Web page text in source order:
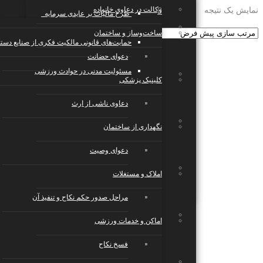
صنایع، تولید، حمل‌ونقل
رستوران، کافی‌شاپ، هتل و گردشگری
وکالت در دعاوی خانواده
دعوای حضانت
دعاوی ناشی از ارث
دعوای وصیت
مراحل صدور حکم نکاح و تنفیذ آن
فسخ نکاح
طرح مالیات بر عایدی سرمایه
حمایت‌های قانونی مالکیت فکری از صنایع
مسئولیت مدنی در حوادث ورزشی
ساخت‌وساز و ساختمان
کلینیک پزشکی
نگهداری از ساختمان
املاک و مستغلات
اماکن و خدمات ورزشی
نمایش یک نتیجه